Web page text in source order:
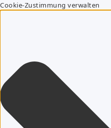
Cookie-Zustimmung verwalten